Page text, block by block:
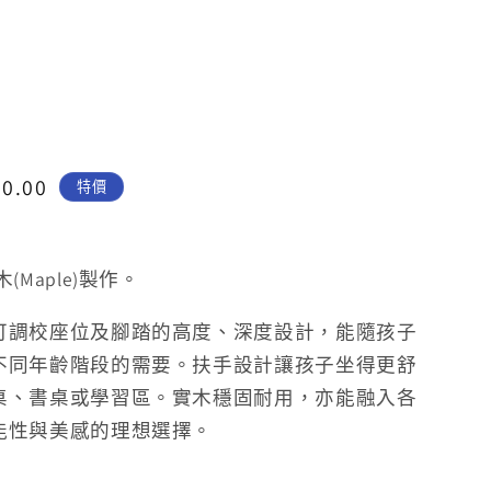
特價
製作。
校座位及腳踏的高度、深度設計，能隨孩子
年齡階段的需要。扶手設計讓孩子坐得更舒
書桌或學習區。實木穩固耐用，亦能融入各
與美感的理想選擇。